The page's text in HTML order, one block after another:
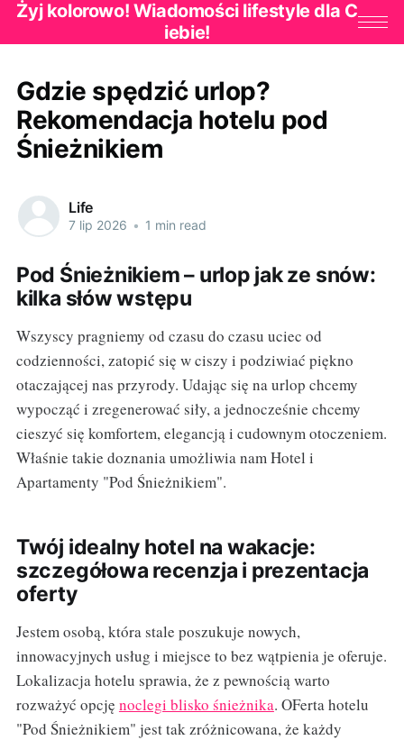
Żyj kolorowo! Wiadomości lifestyle dla C
iebie!
Gdzie spędzić urlop?
Rekomendacja hotelu pod
Śnieżnikiem
Life
7 lip 2026 • 1 min read
Pod Śnieżnikiem – urlop jak ze snów:
kilka słów wstępu
Wszyscy pragniemy od czasu do czasu uciec od
codzienności, zatopić się w ciszy i podziwiać piękno
otaczającej nas przyrody. Udając się na urlop chcemy
wypocząć i zregenerować siły, a jednocześnie chcemy
cieszyć się komfortem, elegancją i cudownym otoczeniem.
Właśnie takie doznania umożliwia nam Hotel i
Apartamenty "Pod Śnieżnikiem".
Twój idealny hotel na wakacje:
szczegółowa recenzja i prezentacja
oferty
Jestem osobą, która stale poszukuje nowych,
innowacyjnych usług i miejsce to bez wątpienia je oferuje.
Lokalizacja hotelu sprawia, że z pewnością warto
rozważyć opcję noclegi blisko śnieżnika. OFerta hotelu
"Pod Śnieżnikiem" jest tak zróżnicowana, że każdy